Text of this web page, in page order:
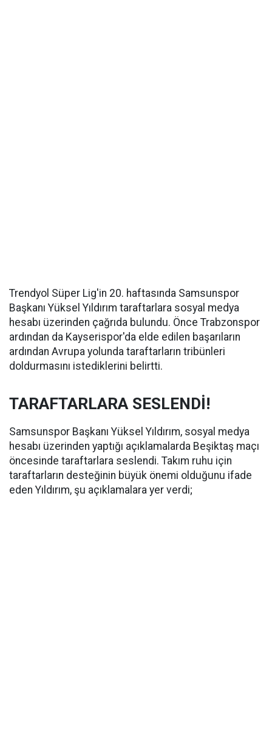
Trendyol Süper Lig'in 20. haftasında Samsunspor
Başkanı Yüksel Yıldırım taraftarlara sosyal medya
hesabı üzerinden çağrıda bulundu. Önce Trabzonspor
ardından da Kayserispor'da elde edilen başarıların
ardından Avrupa yolunda taraftarların tribünleri
doldurmasını istediklerini belirtti.
TARAFTARLARA SESLENDİ!
Samsunspor Başkanı Yüksel Yıldırım, sosyal medya
hesabı üzerinden yaptığı açıklamalarda Beşiktaş maçı
öncesinde taraftarlara seslendi. Takım ruhu için
taraftarların desteğinin büyük önemi olduğunu ifade
eden Yıldırım, şu açıklamalara yer verdi;